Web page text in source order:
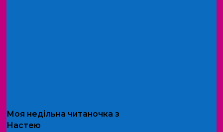
Моя недільна читаночка з
Настею